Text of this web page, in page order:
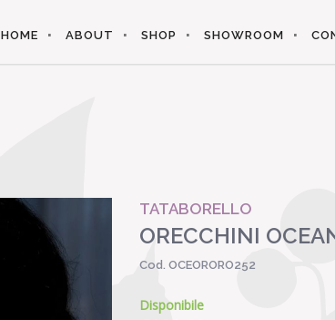
HOME ABOUT SHOP SHOWROOM
TATABORELLO
ORECCHINI
Cod. OCEORORO252
Disponibile